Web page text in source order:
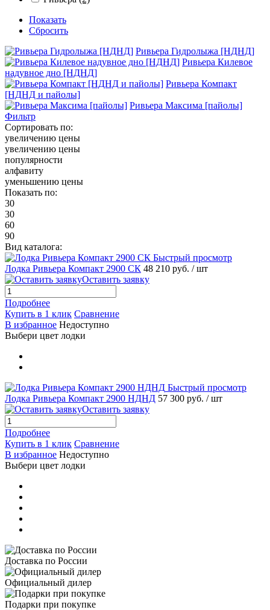
Показать
Сбросить
Ривьера Гидролыжа [НДНД]
Ривьера Килевое
надувное дно [НДНД]
Ривьера Компакт
[НДНД и пайолы]
Ривьера Максима [пайолы]
Фильтр
Сортировать по:
увеличению цены
увеличению цены
популярности
алфавиту
уменьшению цены
Показать по:
30
30
60
90
Вид каталога:
Быстрый просмотр
Лодка Ривьера Компакт 2900 СК 48 210 руб. / шт
Оставить заявку
Подробнее
Купить в 1 клик Сравнение
В избранное Недоступно
Выбери цвет лодки
Быстрый просмотр
Лодка Ривьера Компакт 2900 НДНД 57 300 руб. / шт
Оставить заявку
Подробнее
Купить в 1 клик Сравнение
В избранное Недоступно
Выбери цвет лодки
Доставка по России
Официальный дилер
Подарки при покупке